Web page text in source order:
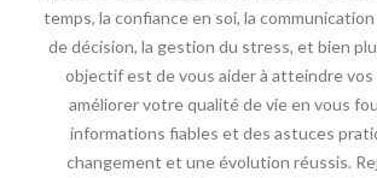
temps, la confiance en soi, la
de décision, la gestion du stress, et bien
objectif est de vous aider à atteindre
améliorer votre qualité de vie en vous
informations fiables et des astuces
changement et une évolution réussis.